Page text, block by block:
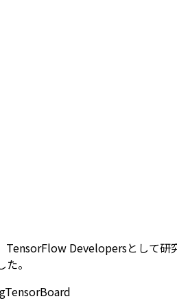
Developersとして
。
TensorBoard